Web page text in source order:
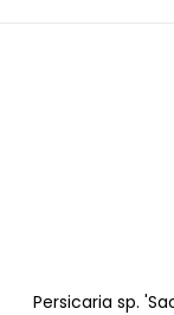
Persicaria sp.